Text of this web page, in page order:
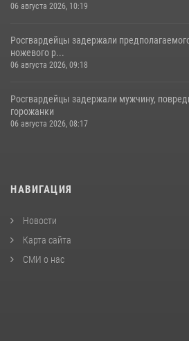
06 августа 2026, 10:19
Росгвардейцы задержали
ножевого р...
06 августа 2026, 09:18
Росгвардейцы задержали мужчину,
горожанки
06 августа 2026, 08:17
НАВИГАЦИЯ
Новости
Карта сайта
СМИ о нас